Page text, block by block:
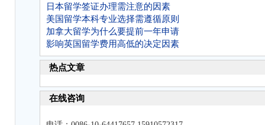
日本留学签证办理需注意的因素
美国留学本科专业选择需遵循原则
加拿大留学为什么要提前一年申请
影响英国留学费用高低的决定因素
热点文章
在线咨询